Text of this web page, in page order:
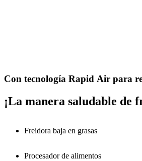
Con tecnología Rapid Air para
¡La manera saludable de
Freidora baja en grasas
Procesador de alimentos